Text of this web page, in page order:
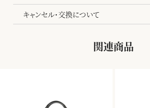
キャンセル・交換について
関連商品